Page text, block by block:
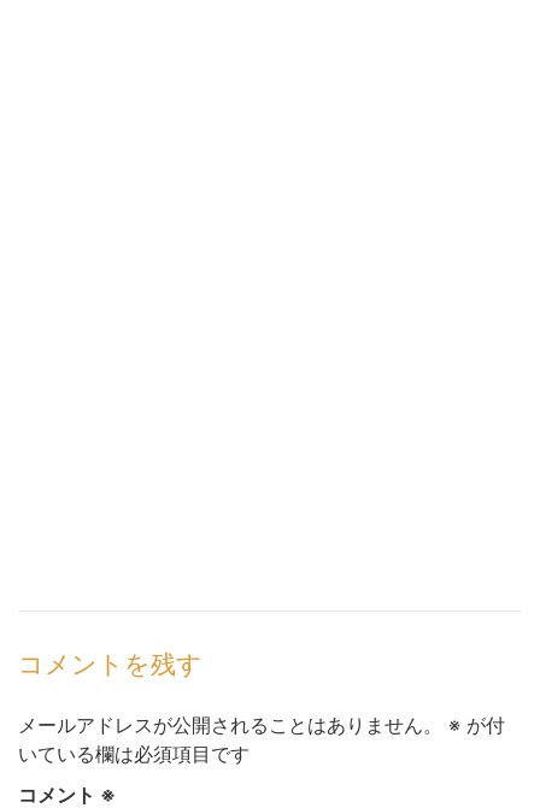
コメントを残す
メールアドレスが公開されることはありません。 ※ が付
いている欄は必須項目です
コメント ※